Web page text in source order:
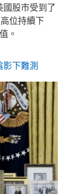
國股市受到了
位持續下
。
下難測